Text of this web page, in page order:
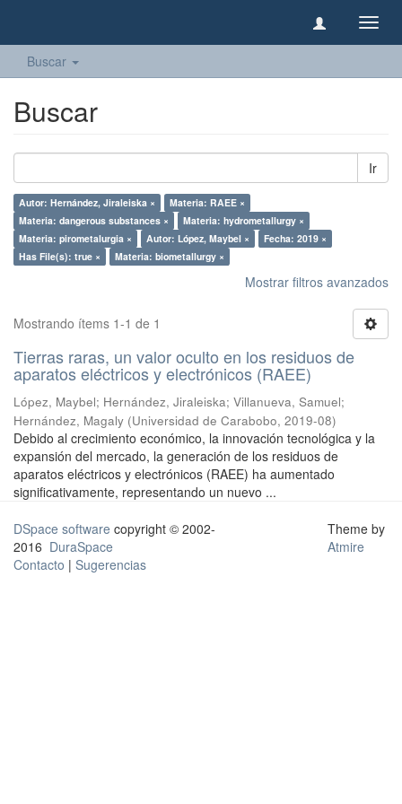
Buscar
Buscar
Ir
Autor: Hernández, Jiraleiska ×
Materia: RAEE ×
Materia: dangerous substances ×
Materia: hydrometallurgy ×
Materia: pirometalurgia ×
Autor: López, Maybel ×
Fecha: 2019 ×
Has File(s): true ×
Materia: biometallurgy ×
Mostrar filtros avanzados
Mostrando ítems 1-1 de 1
Tierras raras, un valor oculto en los residuos de
aparatos eléctricos y electrónicos (RAEE)
López, Maybel; Hernández, Jiraleiska; Villanueva, Samuel;
Hernández, Magaly (Universidad de Carabobo, 2019-08)
Debido al crecimiento económico, la innovación tecnológica y la
expansión del mercado, la generación de los residuos de
aparatos eléctricos y electrónicos (RAEE) ha aumentado
significativamente, representando un nuevo ...
DSpace software copyright © 2002-
2016 DuraSpace
Contacto | Sugerencias
Theme by
Atmire